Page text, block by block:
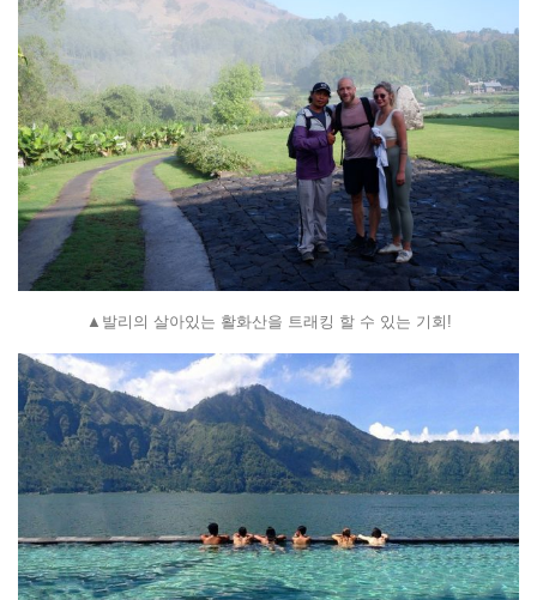
▲발리의 살아있는 활화산을 트래킹 할 수 있는 기회!